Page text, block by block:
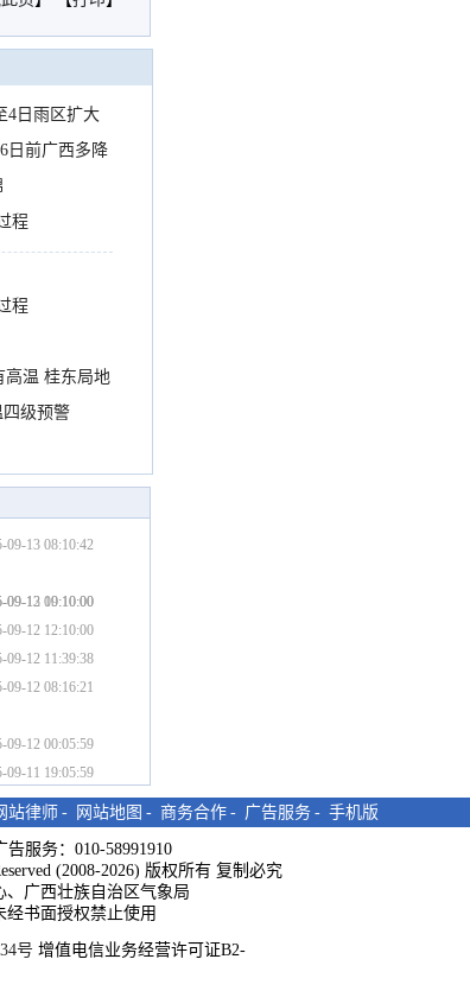
4日雨区扩大
日前广西多降
程
程
高温 桂东局地
四级预警
09-13 08:10:42
09-13 00:10:00
09-12 19:10:00
09-12 12:10:00
09-12 11:39:38
09-12 08:16:21
09-12 00:05:59
09-11 19:05:59
站律师 - 网站地图 - 商务合作 - 广告服务 - 手机版
服务：010-58991910
(2008-2026) 版权所有 复制必究
广西壮族自治区气象局
经书面授权禁止使用
号 增值电信业务经营许可证B2-